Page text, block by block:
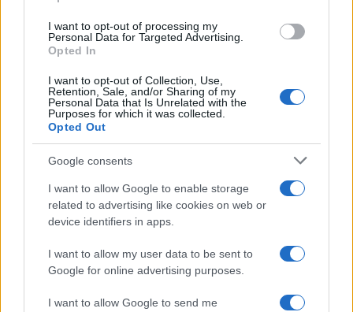
I want to opt-out of processing my
Personal Data for Targeted Advertising.
Opted In
I want to opt-out of Collection, Use,
Retention, Sale, and/or Sharing of my
Personal Data that Is Unrelated with the
Purposes for which it was collected.
Opted Out
Google consents
I want to allow Google to enable storage
related to advertising like cookies on web or
device identifiers in apps.
I want to allow my user data to be sent to
Google for online advertising purposes.
I want to allow Google to send me
Smartband o smartwatch: come scegliere il fitness
Camilla Fiore · 8 Ago 2026